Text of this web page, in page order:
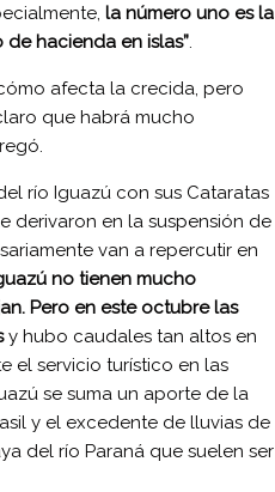
la número uno es la
hacienda en islas”.
afecta la crecida, pero
que habrá mucho
río Iguazú con sus Cataratas
derivaron en la suspensión de
van a repercutir en
no tienen mucho
Pero en este octubre las
y hubo caudales tan altos en
el servicio turístico en las
se suma un aporte de la
y el excedente de lluvias de
del río Paraná que suelen ser